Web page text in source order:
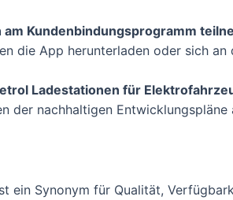
am Kundenbindungsprogramm
die App herunterladen oder sich
Ladestationen für
der nachhaltigen
ein Synonym für Qualität,